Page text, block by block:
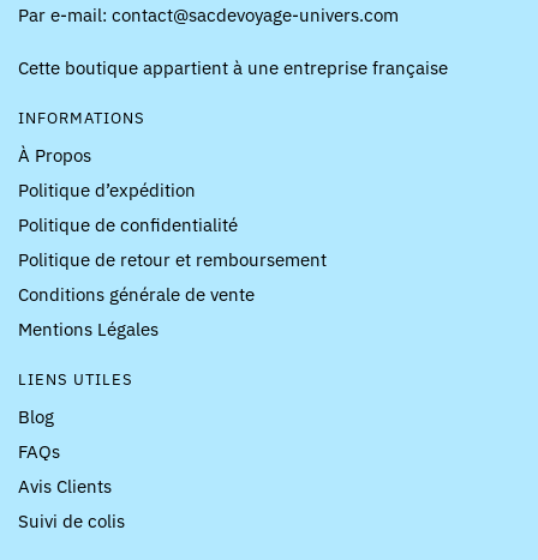
Par e-mail: contact@sacdevoyage-univers.com
Cette boutique appartient à une entreprise française
INFORMATIONS
À Propos
Politique d’expédition
Politique de confidentialité
Politique de retour et remboursement
Conditions générale de vente
Mentions Légales
LIENS UTILES
Blog
FAQs
Avis Clients
Suivi de colis